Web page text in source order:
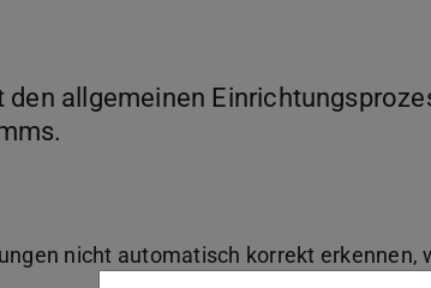
den allgemeinen
nicht automatisch korrekt erkennen,